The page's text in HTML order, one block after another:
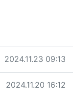
작성일
2024.11.23 09:13
작성일
2024.11.20 16:12